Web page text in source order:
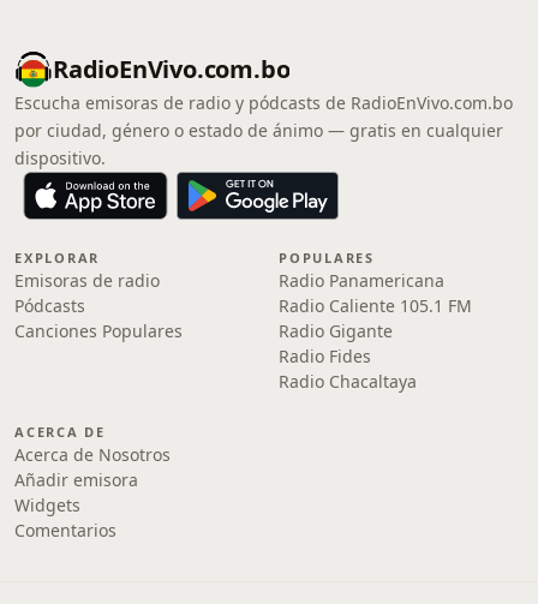
RadioEnVivo.com.bo
Escucha emisoras de radio y pódcasts de RadioEnVivo.com.bo
por ciudad, género o estado de ánimo — gratis en cualquier
dispositivo.
EXPLORAR
Emisoras de radio
Pódcasts
Canciones Populares
POPULARES
Radio Panamericana
Radio Caliente 105.1 FM
Radio Gigante
Radio Fides
Radio Chacaltaya
ACERCA DE
Acerca de Nosotros
Añadir emisora
Widgets
Comentarios